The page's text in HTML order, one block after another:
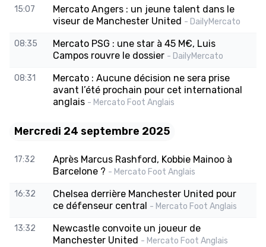
15:07
Mercato Angers : un jeune talent dans le
viseur de Manchester United - DailyMercato
08:35
Mercato PSG : une star à 45 M€, Luis
Campos rouvre le dossier - DailyMercato
08:31
Mercato : Aucune décision ne sera prise
avant l’été prochain pour cet international
anglais - Mercato Foot Anglais
Mercredi 24 septembre 2025
17:32
Après Marcus Rashford, Kobbie Mainoo à
Barcelone ? - Mercato Foot Anglais
16:32
Chelsea derrière Manchester United pour
ce défenseur central - Mercato Foot Anglais
13:32
Newcastle convoite un joueur de
Manchester United - Mercato Foot Anglais